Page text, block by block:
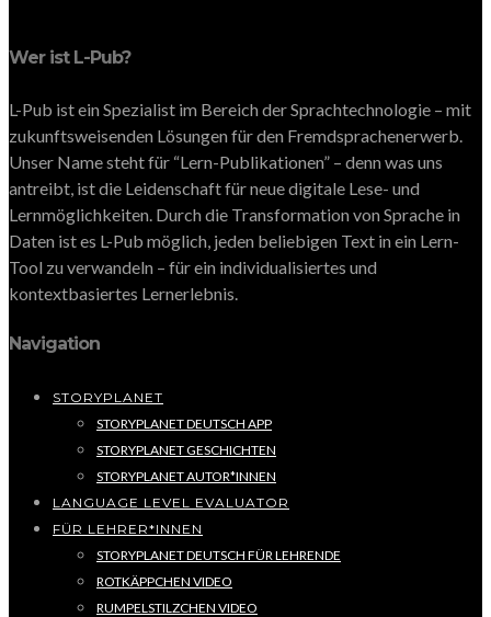
Wer ist L-Pub?
L-Pub ist ein Spezialist im Bereich der Sprachtechnologie – mit
zukunftsweisenden Lösungen für den Fremdsprachenerwerb.
Unser Name steht für “Lern-Publikationen” – denn was uns
antreibt, ist die Leidenschaft für neue digitale Lese- und
Lernmöglichkeiten. Durch die Transformation von Sprache in
Daten ist es L-Pub möglich, jeden beliebigen Text in ein Lern-
Tool zu verwandeln – für ein individualisiertes und
kontextbasiertes Lernerlebnis.
Navigation
STORYPLANET
STORYPLANET DEUTSCH APP
STORYPLANET GESCHICHTEN
STORYPLANET AUTOR*INNEN
LANGUAGE LEVEL EVALUATOR
FÜR LEHRER*INNEN
STORYPLANET DEUTSCH FÜR LEHRENDE
ROTKÄPPCHEN VIDEO
RUMPELSTILZCHEN VIDEO